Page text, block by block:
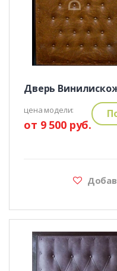
Дверь
цена модели:
от 9 500 руб.